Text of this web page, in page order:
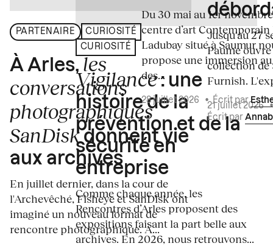
PARTENAIRE CURIOSITÉ
À Arles, les
conversations
photographiques
SanDiskdonnent vie
aux archives
En juillet dernier, dans la cour de
l'Archevêché, Fisheye et SanDisk ont
imaginé un nouveau format de
rencontre photographique. À...
CURIOSITÉ
Vigilance: une
histoire de la
prévention et de la
sécurité en
entreprise
Comme chaque année, les
Rencontres d’Arles proposent des
expositions faisant la part belle aux
archives. En 2026, nous retrouvons...
Du 30 mai au 1er
centre d’art Contemporain
Ladubay situé à Saumur
propose une immersion
des...
28 juillet 2026 •Écrit par
Jusqu'au 27
Paume
collection de
Furnish.
21 juillet 2026
Écrit par